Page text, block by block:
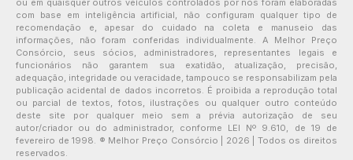
ou em quaisquer outros veículos controlados por nós foram elaboradas
com base em inteligência artificial, não configuram qualquer tipo de
recomendação e, apesar do cuidado na coleta e manuseio das
informações, não foram conferidas individualmente. A Melhor Preço
Consórcio, seus sócios, administradores, representantes legais e
funcionários não garantem sua exatidão, atualização, precisão,
adequação, integridade ou veracidade, tampouco se responsabilizam pela
publicação acidental de dados incorretos. É proibida a reprodução total
ou parcial de textos, fotos, ilustrações ou qualquer outro conteúdo
deste site por qualquer meio sem a prévia autorização de seu
autor/criador ou do administrador, conforme LEI Nº 9.610, de 19 de
fevereiro de 1998. ® Melhor Preço Consórcio | 2026 | Todos os direitos
reservados.